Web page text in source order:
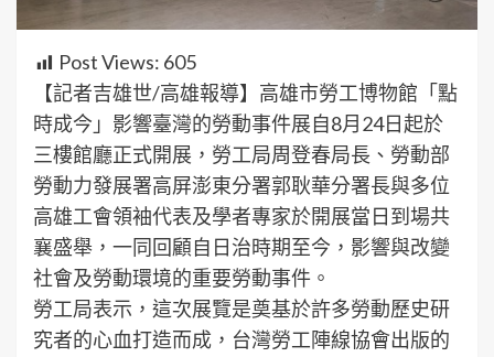
Post Views: 605
【記者吉雄世/高雄報導】高雄市勞工博物館「點
時成今」影響臺灣的勞動事件展自8月24日起於
三樓館廳正式開展，勞工局周登春局長、勞動部
勞動力發展署高屏澎東分署郭耿華分署長與多位
高雄工會領袖代表及學者專家於開展當日到場共
襄盛舉，一同回顧自日治時期至今，影響與改變
社會及勞動環境的重要勞動事件。
勞工局表示，這次展覽是奠基於許多勞動歷史研
究者的心血打造而成，台灣勞工陣線協會出版的